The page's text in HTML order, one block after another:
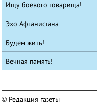
Ищу боевого товарища!
Эхо Афганистана
Будем жить!
Вечная память!
© Редакция газеты